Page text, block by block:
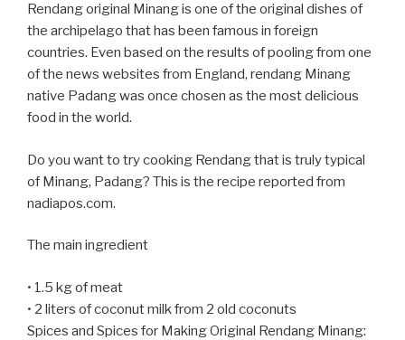
Rendang original Minang is one of the original dishes of
the archipelago that has been famous in foreign
countries. Even based on the results of pooling from one
of the news websites from England, rendang Minang
native Padang was once chosen as the most delicious
food in the world.
Do you want to try cooking Rendang that is truly typical
of Minang, Padang? This is the recipe reported from
nadiapos.com.
The main ingredient
• 1.5 kg of meat
• 2 liters of coconut milk from 2 old coconuts
Spices and Spices for Making Original Rendang Minang: